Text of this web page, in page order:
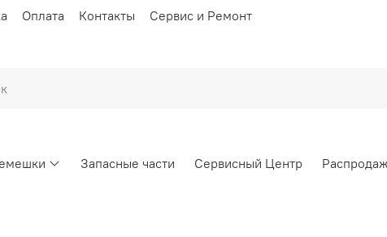
Оплата Контакты Сервис и Ремонт
Запасные части Сервисный Центр